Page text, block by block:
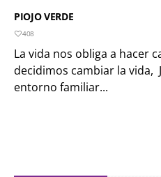
PIOJO VERDE
408
La vida nos obliga a hacer
decidimos cambiar la vida,
entorno familiar...